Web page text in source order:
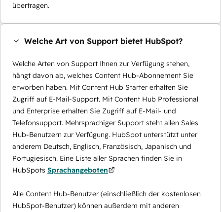
übertragen.
Welche Art von Support bietet HubSpot?
Welche Arten von Support Ihnen zur Verfügung stehen,
hängt davon ab, welches Content Hub-Abonnement Sie
erworben haben. Mit Content Hub Starter erhalten Sie
Zugriff auf E-Mail-Support. Mit Content Hub Professional
und Enterprise erhalten Sie Zugriff auf E-Mail- und
Telefonsupport. Mehrsprachiger Support steht allen Sales
Hub-Benutzern zur Verfügung. HubSpot unterstützt unter
anderem Deutsch, Englisch, Französisch, Japanisch und
Portugiesisch. Eine Liste aller Sprachen finden Sie in
HubSpots Sprachangeboten
Alle Content Hub-Benutzer (einschließlich der kostenlosen
HubSpot-Benutzer) können außerdem mit anderen